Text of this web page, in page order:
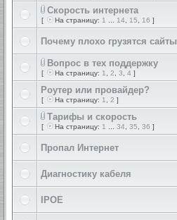
Скорость интернета
[ На страницу: 1 14 15 16 ]
Почему плохо грузятся сайты
Вопрос в тех поддержку
[ На страницу: 1 2 3 4 ]
Роутер или провайдер?
[ На страницу: 1 2 ]
Тарифы и скорость
[ На страницу: 1 34 35 36 ]
Пропал Интернет
Диагностику кабеля
IPOE